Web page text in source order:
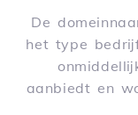
De
het type
aanbiedt en